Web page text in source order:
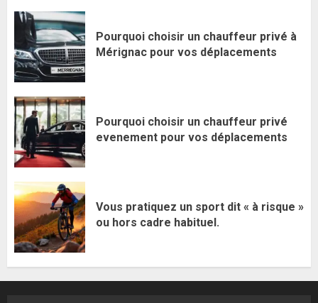
Pourquoi choisir un chauffeur privé à
Mérignac pour vos déplacements
Pourquoi choisir un chauffeur privé
evenement pour vos déplacements
Vous pratiquez un sport dit « à risque »
ou hors cadre habituel.